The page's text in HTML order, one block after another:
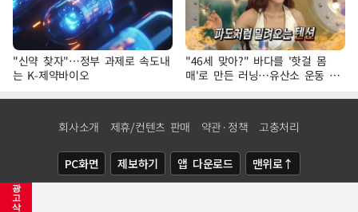
광
고
삭
"신약 찾자"…정부 과제로 속도내
는 K-제약바이오
"46세 맞아?" 바다를 '핫걸 몸
매'로 만든 러닝…유산소 운동 효
과 '톡톡'
회사소개 제휴/컨텐츠 판매 약관·정책 고충처리
PC화면 제보하기 앱 다운로드 맨위로↑